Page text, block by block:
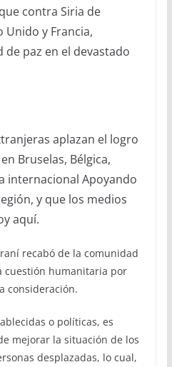
contra Siria de
Unido y Francia,
paz en el devastado
aplazan el logro
Bruselas, Bélgica,
internacional Apoyando
y que los medios
aquí.
recabó de la comunidad
humanitaria por
consideración.
o políticas, es
mejorar la situación de los
desplazadas, lo cual,